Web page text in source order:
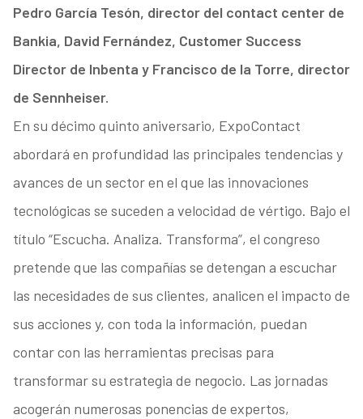
Pedro García Tesón, director del contact center de
Bankia, David Fernández, Customer Success
Director de Inbenta y Francisco de la Torre, director
de Sennheiser.
En su décimo quinto aniversario, ExpoContact
abordará en profundidad las principales tendencias y
avances de un sector en el que las innovaciones
tecnológicas se suceden a velocidad de vértigo. Bajo el
título “Escucha. Analiza. Transforma”, el congreso
pretende que las compañías se detengan a escuchar
las necesidades de sus clientes, analicen el impacto de
sus acciones y, con toda la información, puedan
contar con las herramientas precisas para
transformar su estrategia de negocio. Las jornadas
acogerán numerosas ponencias de expertos,